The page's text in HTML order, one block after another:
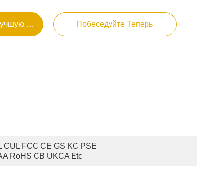
Цену Побеседуйте Теперь
CUL FCC CE GS KC PSE
RoHS CB UKCA Etc